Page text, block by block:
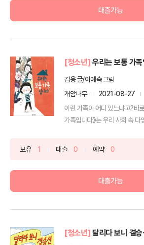
대출가능
[청소년] 우리는 보통 가
김응 글/이예숙 그림
개암나무
2021-08-27
이런 가족이 어디 있느냐고?바
가족입니다》는 우리 사회 속 다
보유 1 대출 0 예약 0
대출가능
[청소년] 달리다 보니 결승